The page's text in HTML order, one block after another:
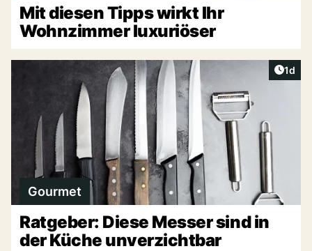
Mit diesen Tipps wirkt Ihr
Wohnzimmer luxuriöser
1d
Gourmet
Ratgeber: Diese Messer sind in
der Küche unverzichtbar